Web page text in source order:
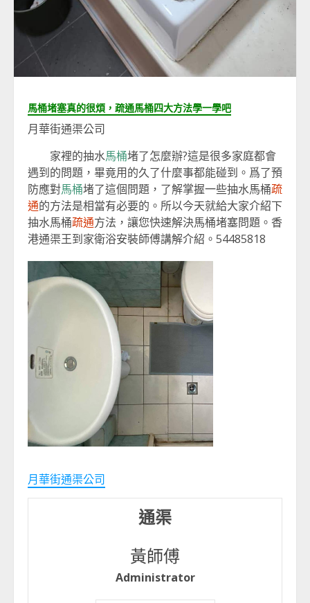
馬桶堵塞真的很煩，疏通馬桶四大方法學一學吧
月華街通渠公司
家裡的抽水馬桶堵了怎麼辦?這是很多家庭都會
遇到的問題，畢竟用的久了什麼事都能碰到。爲了預
防應對馬桶堵了這個問題，了解掌握一些抽水馬桶疏
通的方法是相當有必要的。所以今天就給大家介紹下
抽水馬桶疏通方法，讓您快速解決馬桶堵塞問題。香
港通渠王到家衛浴安裝師傅講解介紹。54485818
月華街通渠公司
通渠
黃師傅
Administrator